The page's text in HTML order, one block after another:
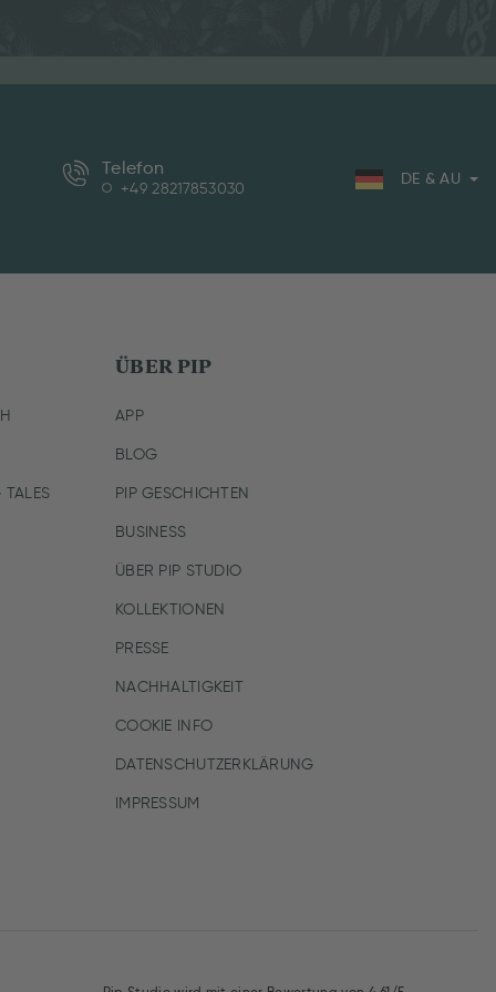
Telefon
+49 28217853030
DE & AU
ÜBER PIP
APP
BLOG
PIP GESCHICHTEN
BUSINESS
ÜBER PIP STUDIO
KOLLEKTIONEN
PRESSE
NACHHALTIGKEIT
COOKIE INFO
DATENSCHUTZERKLÄRUNG
IMPRESSUM